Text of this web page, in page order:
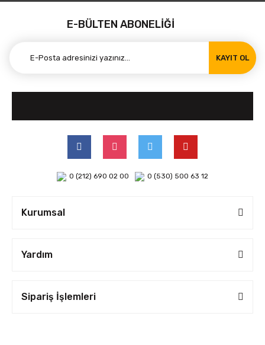
E-BÜLTEN ABONELİĞİ
KAYIT OL
0 (212) 690 02 00 0 (530) 500 63 12
Kurumsal
Yardım
Sipariş İşlemleri